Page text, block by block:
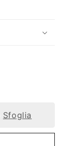
Sfoglia